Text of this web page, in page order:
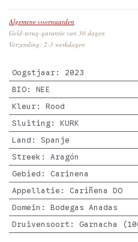
Algemene voorwaarden
Geld-terug-garantie van 30 dagen
Verzending: 2-3 werkdagen
Oogstjaar: 2023
BIO: NEE
Kleur: Rood
Sluiting: KURK
Land : Spanje
Streek : Aragón
Gebied : Carinena
Appellatie : Cariñena DO
Domein : Bodegas Anadas
Druivensoort : Garnacha